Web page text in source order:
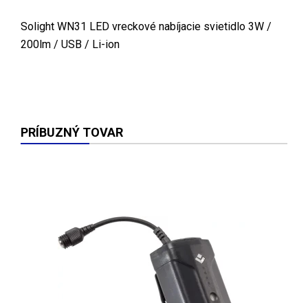
Solight WN31 LED vreckové nabíjacie svietidlo 3W /
200lm / USB / Li-ion
PRÍBUZNÝ TOVAR